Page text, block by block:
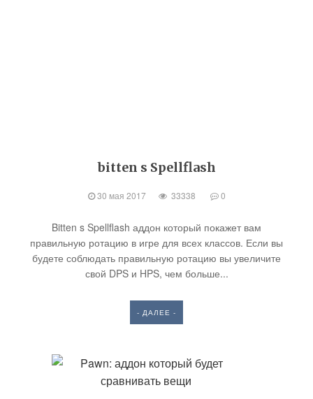
bitten s Spellflash
30 мая 2017 33338 0
Bitten s Spellflash аддон который покажет вам
правильную ротацию в игре для всех классов. Если вы
будете соблюдать правильную ротацию вы увеличите
свой DPS и HPS, чем больше...
- ДАЛЕЕ -